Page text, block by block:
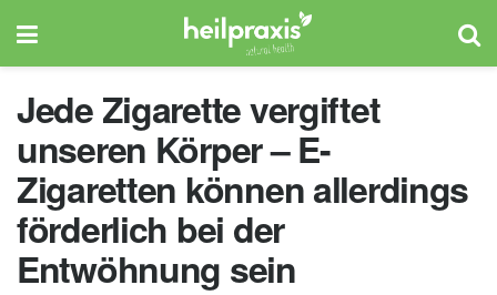
Jede Zigarette vergiftet
unseren Körper – E-
Zigaretten können allerdings
förderlich bei der
Entwöhnung sein